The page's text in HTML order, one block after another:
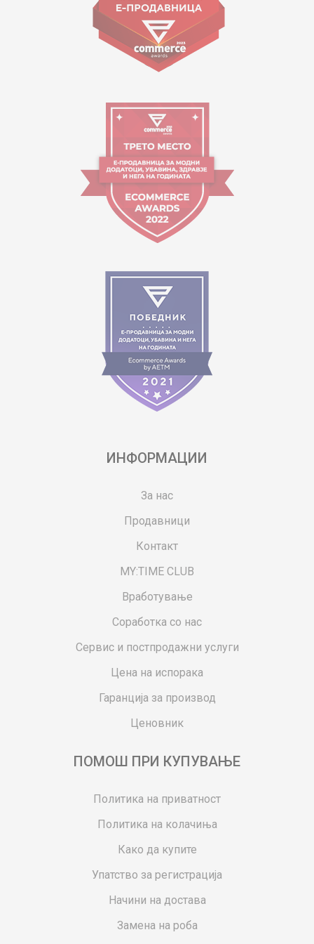
09:00 до 17:00
ИНФОРМАЦИИ
За нас
Продавници
Контакт
MY:TIME CLUB
Вработување
Соработка со нас
Сервис и постпродажни услуги
Цена на испорака
Гаранција за производ
Ценовник
ПОМОШ ПРИ КУПУВАЊЕ
Политика на приватност
Политика на колачиња
Како да купите
Упатство за регистрација
Начини на достава
Замена на роба